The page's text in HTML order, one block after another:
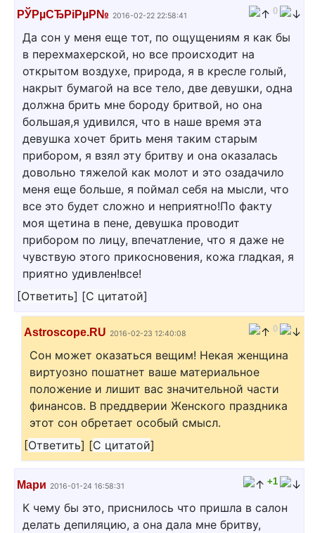
РЎРµСЂРіРµР№ 2016-02-22 22:58:41 0
Да сон у меня еще тот, по ощущениям я как бы
в перехмахерской, но все происходит на
открытом воздухе, природа, я в кресле голый,
накрыт бумагой на все тело, две девушки, одна
должна брить мне бороду бритвой, но она
большая,я удивился, что в наше время эта
девушка хочет брить меня таким старым
прибором, я взял эту бритву и она оказалась
довольно тяжелой как молот и это озадачило
меня еще больше, я поймал себя на мысли, что
все это будет сложно и неприятно!По факту
моя щетина в пене, девушка проводит
прибором по лицу, впечатление, что я даже не
чувствую этого прикосновения, кожа гладкая, я
приятно удивлен!все!
[Ответить] [С цитатой]
Astroscope.RU 2016-02-23 12:40:08 0
Сон может оказаться вещим! Некая женщина
виртуозно пошатнет ваше материальное
положение и лишит вас значительной части
финансов. В преддверии Женского праздника
этот сон обретает особый смысл.
[Ответить] [С цитатой]
Мари 2016-01-24 16:58:31 +1
К чему бы это, приснилось что пришла в салон
делать депиляцию, а она дала мне бритву,